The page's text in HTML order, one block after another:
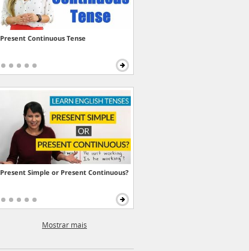
Present Continuous Tense
Present Simple or Present Continuous?
Mostrar mais